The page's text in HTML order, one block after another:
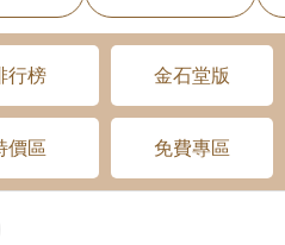
行榜 金石堂版
價區 免費專區